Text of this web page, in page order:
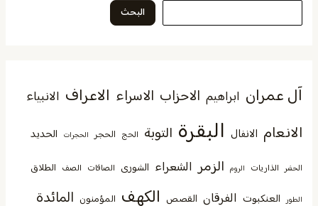
البحث
آل عمران ابراهيم الاحزاب الاسراء الاعراف الانبياء
الانعام الانفال البقرة التوبة الحج الحجر الحجرات الحديد
الحشر الذاريات الروم الزمر الشعراء الشورى الصافات الصف الطلاق
الطور العنكبوت الفرقان القصص الكهف المؤمنون المائدة